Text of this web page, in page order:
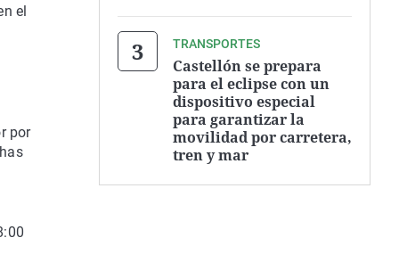
el
por
TRANSPORTES
Castellón se prepara
para el eclipse con un
dispositivo especial
para garantizar la
movilidad por carretera,
tren y mar